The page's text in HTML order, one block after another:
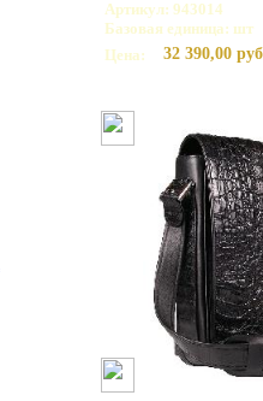
Артикул: 943014
Базовая единица: шт
Цена:
32 390,00